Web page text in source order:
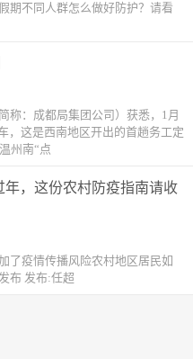
期不同人群怎么做好防护？请看
称：成都局集团公司）获悉，1月
，这是西南地区开出的首趟务工定
州南“点
年，这份农村防疫指南请收
了疫情传播风险农村地区居民如
布 发布:任超